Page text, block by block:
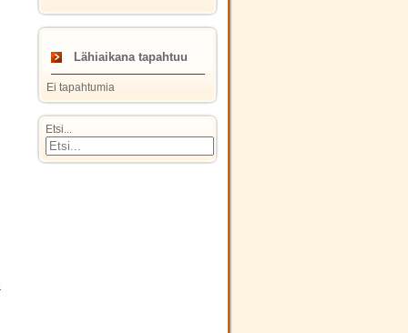
Lähiaikana tapahtuu
Ei tapahtumia
Etsi...